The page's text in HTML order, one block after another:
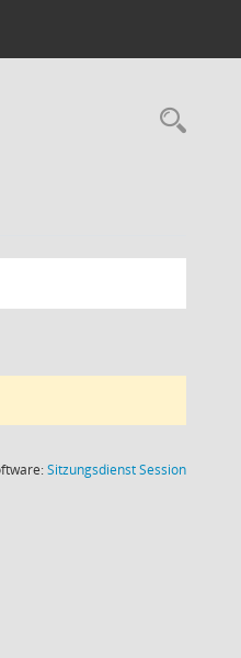
SitzungsdienstSession(Wird in